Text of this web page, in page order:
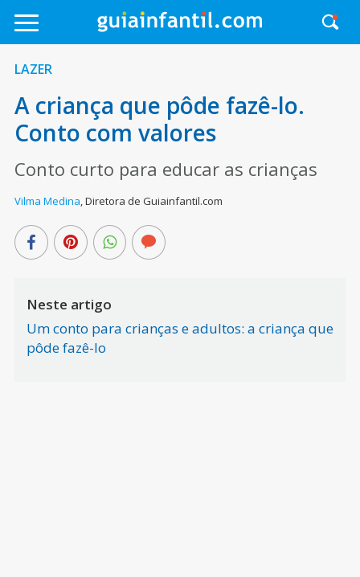
LAZER
A criança que pôde fazê-lo.
Conto com valores
Conto curto para educar as crianças
Vilma Medina,Diretora de Guiainfantil.com
Neste artigo
Um conto para crianças e adultos: a criança que
pôde fazê-lo